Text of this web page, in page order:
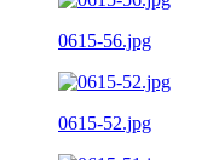
0615-56.jpg
0615-52.jpg